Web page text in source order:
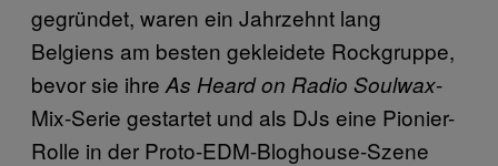
gegründet, waren ein Jahrzehnt lang
Belgiens am besten gekleidete Rockgruppe,
bevor sie ihre As Heard on Radio Soulwax-
Mix-Serie gestartet und als DJs eine Pionier-
Rolle in der Proto-EDM-Bloghouse-Szene